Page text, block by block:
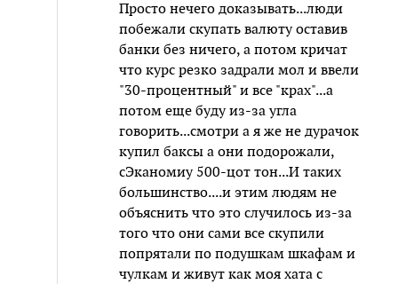
Просто нечего доказывать...люди
побежали скупать валюту оставив
банки без ничего, а потом кричат
что курс резко задрали мол и ввели
"30-процентный" и все "крах"...а
потом еще буду из-за угла
говорить...смотри а я же не дурачок
купил баксы а они подорожали,
сЭканомиу 500-цот тон...И таких
большинство....и этим людям не
объяснить что это случилось из-за
того что они сами все скупили
попрятали по подушкам шкафам и
чулкам и живут как моя хата с